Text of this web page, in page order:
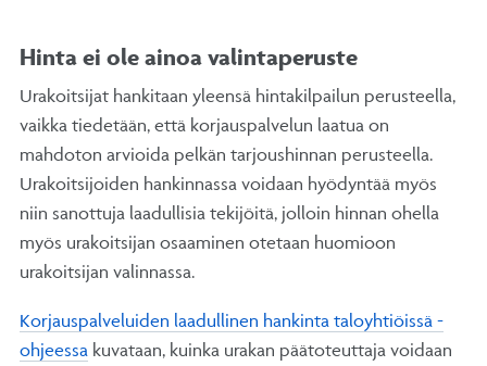
Hinta ei ole ainoa valintaperuste
Urakoitsijat hankitaan yleensä hintakilpailun perusteella,
vaikka tiedetään, että korjauspalvelun laatua on
mahdoton arvioida pelkän tarjoushinnan perusteella.
Urakoitsijoiden hankinnassa voidaan hyödyntää myös
niin sanottuja laadullisia tekijöitä, jolloin hinnan ohella
myös urakoitsijan osaaminen otetaan huomioon
urakoitsijan valinnassa.
Korjauspalveluiden laadullinen hankinta taloyhtiöissä -
ohjeessa kuvataan, kuinka urakan päätoteuttaja voidaan